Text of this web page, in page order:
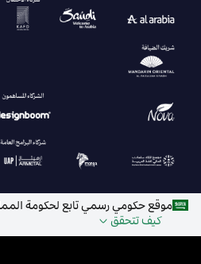
موقع حكومي رسمي تابع لحكومة
كيف تتحقق